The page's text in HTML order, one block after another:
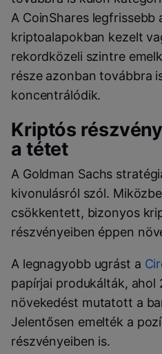
A CoinShares legfrissebb
kriptoalapokban kezelt
rekordközeli szintre
része azonban továbbra
koncentrálódik.
Kriptós
a tétet
A Goldman Sachs
kivonulásról szól.
csökkentett, bizonyos
részvényeiben éppen
A legnagyobb ugrást a
papírjai produkálták, ahol
növekedést mutatott a
Jelentősen emelték a
részvényeiben is.